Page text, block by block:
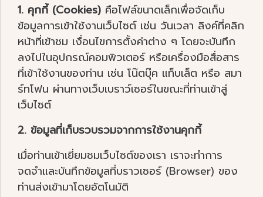
1. คุกกี้ (Cookies) คือไฟล์ขนาดเล็กเพื่อจัดเก็บ
ข้อมูลการเข้าใช้งานเว็บไซต์ เช่น วันเวลา ลิงค์ที่คลิก
หน้าที่เข้าชม เงื่อนไขการตั้งค่าต่าง ๆ โดยจะบันทึก
ลงไปในอุปกรณ์คอมพิวเตอร์ หรือเครื่องมือสื่อสาร
ที่เข้าใช้งานของท่าน เช่น โน๊ตบุ๊ค แท็บเล็ต หรือ สมา
ร์ทโฟน ผ่านทางเว็บเบราว์เซอร์ในขณะที่ท่านเข้าสู่
เว็บไซต์
2. ข้อมูลที่เก็บรวบรวมจากการใช้งานคุกกี้
เมื่อท่านเข้าเยี่ยมชมเว็บไซต์ของเรา เราจะทำการ
จดจำและบันทึกข้อมูลที่บราวเซอร์ (Browser) ของ
ท่านส่งเข้ามาโดยอัตโนมัติ